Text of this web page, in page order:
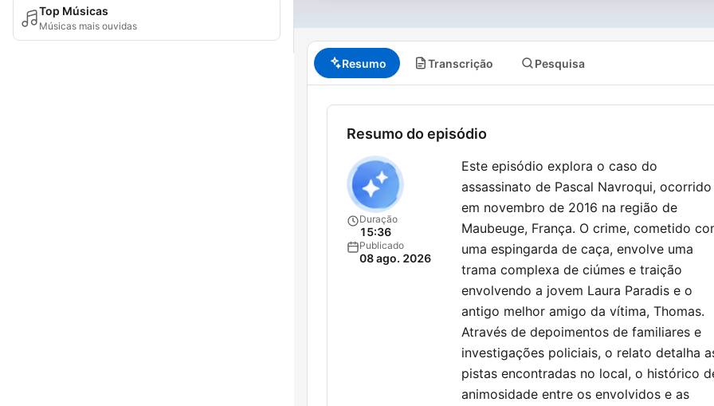
Top Músicas
Músicas mais ouvidas
Apple podcasts.
Resumo Transcrição Pesquisa
Resumo do episódio
Duração
15:36
Publicado
08 ago. 2026
Este episódio explora o caso do
assassinato de Pascal Navroqui, ocorrido
em novembro de 2016 na região de
Maubeuge, França. O crime, cometido
uma espingarda de caça, envolve uma
trama complexa de ciúmes e traição
envolvendo a jovem Laura Paradis e o
antigo melhor amigo da vítima, Thomas.
Através de depoimentos de familiares e
investigações policiais, o relato detalha
pistas encontradas no local, o histórico
animosidade entre os envolvidos e as